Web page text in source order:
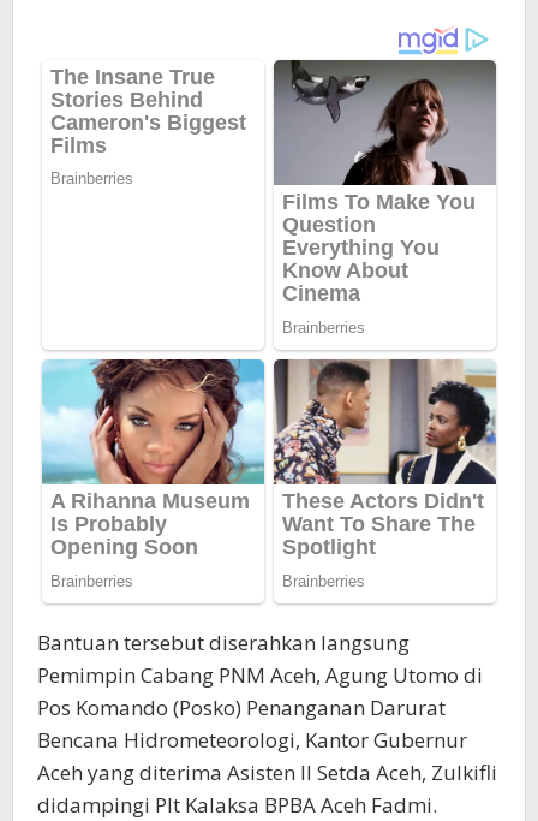
Bantuan tersebut diserahkan langsung
Pemimpin Cabang PNM Aceh, Agung Utomo di
Pos Komando (Posko) Penanganan Darurat
Bencana Hidrometeorologi, Kantor Gubernur
Aceh yang diterima Asisten II Setda Aceh, Zulkifli
didampingi Plt Kalaksa BPBA Aceh Fadmi.